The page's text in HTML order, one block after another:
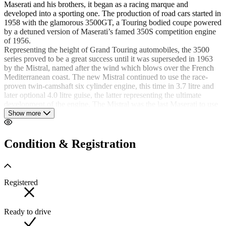
Maserati and his brothers, it began as a racing marque and
developed into a sporting one. The production of road cars started in
1958 with the glamorous 3500GT, a Touring bodied coupe powered
by a detuned version of Maserati’s famed 350S competition engine
of 1956.
Representing the height of Grand Touring automobiles, the 3500
series proved to be a great success until it was superseded in 1963
by the Mistral, named after the wind which blows over the French
Mediterranean coast. The new Mistral continued to use the race-
proven twin-camshaft six cylinder engine, this time in 3.7 litre and
later optional 4.0 litre guise, the latter representing the ultimate
the straight six layout, all following models adopting V8 or V6
configurations. Coachwork was designed by Frua and built in steel,
aluminium. Two body styles were offered, a coupe and a spyder,
and both were particularly attractive because of their unique styling.
The Mistral enjoyed a long production life from 1963 until 1970, a
120 were spyders. Chassis AM 109S.063, a rare 3.5 litre model with
five speed gearbox, was constructed in 1965 and first registered in
and we believe one of just 4 surviving examples today and having
travelling a documented 90,000 miles. Subsequently owned by
Show more
Condition & Registration
Registered
Ready to drive